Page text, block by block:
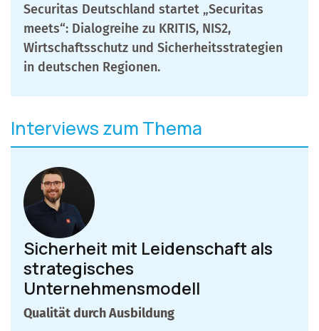
Securitas Deutschland startet „Securitas
meets“: Dialogreihe zu KRITIS, NIS2,
Wirtschaftsschutz und Sicherheitsstrategien
in deutschen Regionen.
Interviews zum Thema
Sicherheit mit Leidenschaft als
strategisches
Unternehmensmodell
Qualität durch Ausbildung